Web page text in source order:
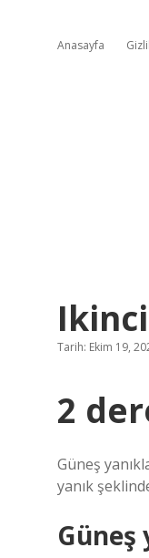
Anasayfa
Tarih: Ekim 19,
2
Güneş
yanık
Güneş